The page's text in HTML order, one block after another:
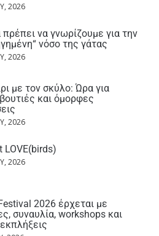
2026
να γνωρίζουμε για την
νόσο της γάτας
2026
με τον σκύλο: Ώρα για
και όμορφες
2026
LOVE(birds)
2026
2026 έρχεται με
συναυλία, workshops και